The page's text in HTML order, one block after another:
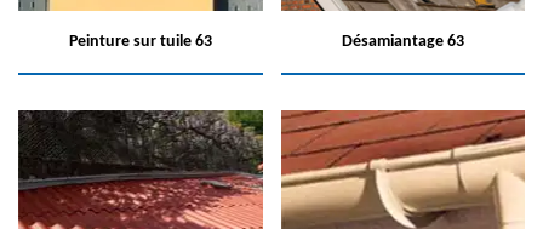
Peinture sur tuile 63 Désamiantage 63